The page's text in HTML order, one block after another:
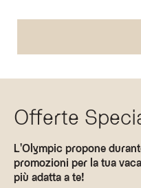
Offerte
L'Olympic propone
promozioni per la tua
più adatta a te!